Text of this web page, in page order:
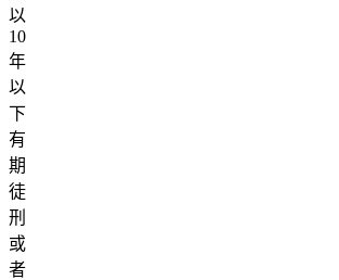
以
10
年
以
下
有
期
徒
刑
或
者